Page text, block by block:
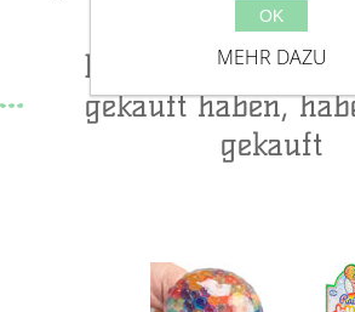
Benutzer, die
gekauft haben,
gekauft
OK
MEHR DAZU